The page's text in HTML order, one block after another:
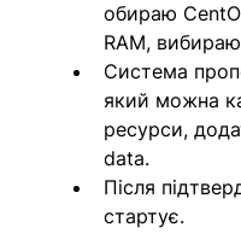
обираю
RAM,
Система
який можна
ресурси,
data.
Після
стартує.